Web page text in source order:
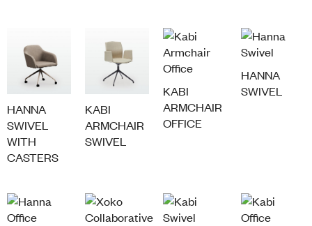
HANNA
SWIVEL
WITH
CASTERS
KABI
ARMCHAIR
SWIVEL
KABI
ARMCHAIR
OFFICE
HANNA
SWIVEL